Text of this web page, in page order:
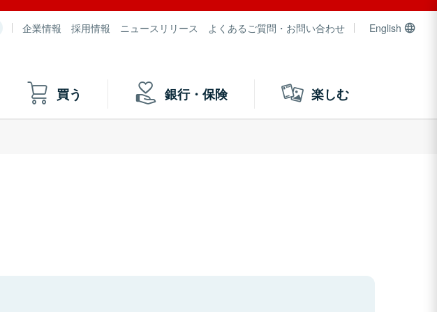
企業情報 採用情報 ニュースリリース よくあるご質問・お問い合わせ English
買う 銀行・保険 楽しむ